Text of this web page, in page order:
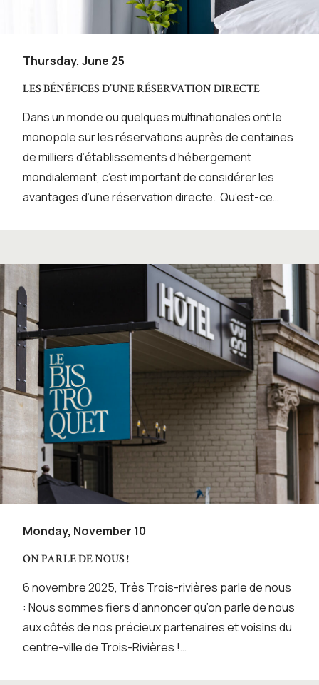
Thursday, June 25
LES BÉNÉFICES D’UNE RÉSERVATION DIRECTE
Dans un monde ou quelques multinationales ont le
monopole sur les réservations auprès de centaines
de milliers d’établissements d’hébergement
mondialement, c’est important de considérer les
avantages d’une réservation directe. Qu’est-ce…
Monday, November 10
ON PARLE DE NOUS !
6 novembre 2025, Très Trois-rivières parle de nous
: Nous sommes fiers d’annoncer qu’on parle de nous
aux côtés de nos précieux partenaires et voisins du
centre-ville de Trois-Rivières !…